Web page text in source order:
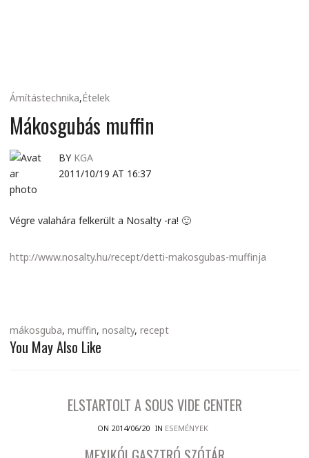
Ámítástechnika,Ételek
Mákosgubás muffin
BY KGA
2011/10/19 AT 16:37
Végre valahára felkerült a Nosalty -ra! 🙂
http://www.nosalty.hu/recept/detti-makosgubas-muffinja
mákosguba, muffin, nosalty, recept
You May Also Like
ELSTARTOLT A SOUS VIDE CENTER
ON 2014/06/20 IN ESEMÉNYEK